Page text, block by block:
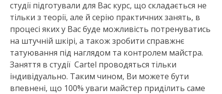
студії підготували для Вас курс, що складається не
тільки з теорії, але й серію практичних занять, в
процесі яких у Вас буде можливість потренуватись
на штучній шкірі, а також зробити справжнє
татуювання під наглядом та контролем майстра.
Заняття в студії Cartel проводяться тільки
індивідуально. Таким чином, Ви можете бути
впевнені, що 100% уваги майстер приділить саме